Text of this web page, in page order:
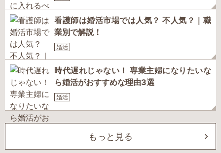
看護師は婚活市場では人気？ 不人気？｜職
業別で解説！
婚活
時代遅れじゃない！ 専業主婦になりたいな
ら婚活がおすすめな理由3選
婚活
もっと見る